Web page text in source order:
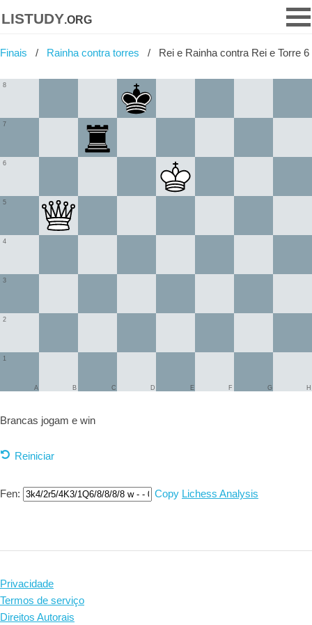
listudy.org
Finais Rainha contra torres Rei e Rainha contra Rei e Torre 6
1
2
3
4
5
6
7
8
A B C D E F G H
Brancas jogam e win
Reiniciar
Fen: Copy Lichess Analysis
Privacidade
Termos de serviço
Direitos Autorais